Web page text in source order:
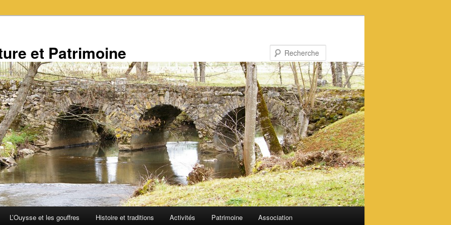
et Patrimoine
L’Ouysse et les gouffres Histoire et traditions Activités Patrimoine Association